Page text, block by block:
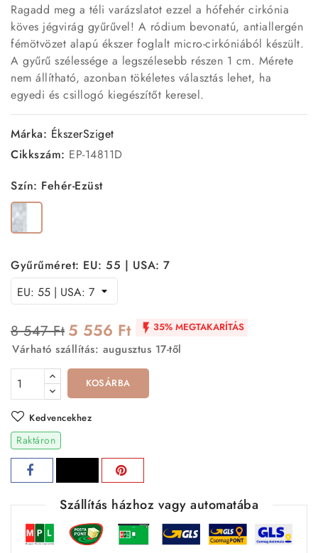
Ragadd meg a téli varázslatot ezzel a hófehér cirkónia
köves jégvirág gyűrűvel! A ródium bevonatú, antiallergén
fémötvözet alapú ékszer foglalt micro-cirkóniából készült.
A gyűrű szélessége a legszélesebb részen 1 cm. Mérete
nem állítható, azonban tökéletes választás lehet, ha
egyedi és csillogó kiegészítőt keresel.
Márka: ÉkszerSziget
Cikkszám: EP-14811D
Szín: Fehér-Ezüst
Fehér-
Ezüst
Gyűrűméret: EU: 55 | USA: 7
8 547 Ft 5 556 Ft  35% MEGTAKARÍTÁS
Várható szállítás: augusztus 17-től
KOSÁRBA
Kedvencekhez
Raktáron
Szállítás házhoz vagy automatába